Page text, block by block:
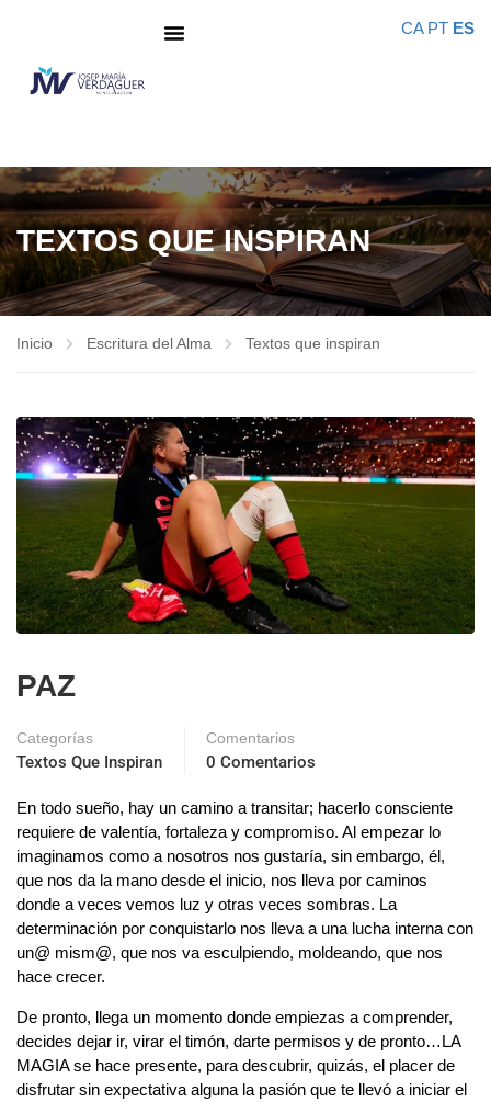
TEXTOS QUE INSPIRAN
Inicio Escritura del Alma Textos que inspiran
PAZ
Categorías
Textos Que Inspiran
Comentarios
0 Comentarios
En todo sueño, hay un camino a transitar; hacerlo consciente
requiere de valentía, fortaleza y compromiso. Al empezar lo
imaginamos como a nosotros nos gustaría, sin embargo, él,
que nos da la mano desde el inicio, nos lleva por caminos
donde a veces vemos luz y otras veces sombras. La
determinación por conquistarlo nos lleva a una lucha interna con
un@ mism@, que nos va esculpiendo, moldeando, que nos
hace crecer.
De pronto, llega un momento donde empiezas a comprender,
decides dejar ir, virar el timón, darte permisos y de pronto…LA
MAGIA se hace presente, para descubrir, quizás, el placer de
disfrutar sin expectativa alguna la pasión que te llevó a iniciar el
CA PT ES